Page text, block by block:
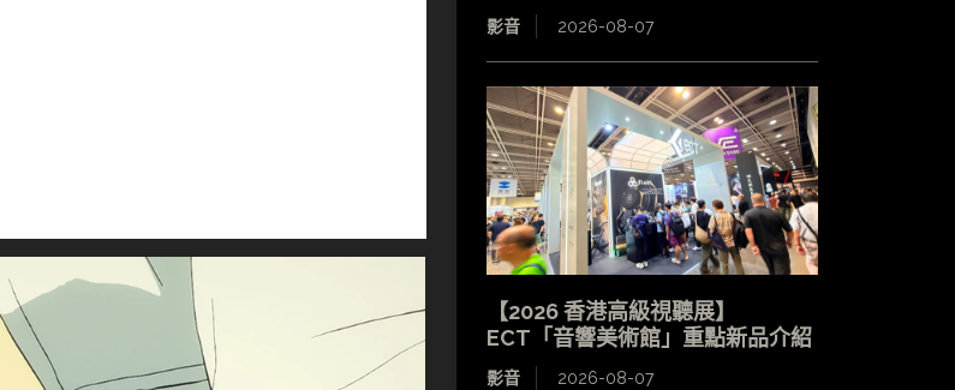
影音 2026-08-07
【2026 香港高級視聽展】
ECT「音響美術館」重點新品介紹
影音 2026-08-07